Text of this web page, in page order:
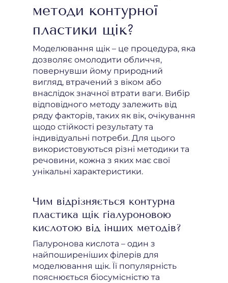
методи контурної
пластики щік?
Моделювання щік – це процедура, яка
дозволяє омолодити обличчя,
повернувши йому природний
вигляд, втрачений з віком або
внаслідок значної втрати ваги. Вибір
відповідного методу залежить від
ряду факторів, таких як вік, очікування
щодо стійкості результату та
індивідуальні потреби. Для цього
використовуються різні методики та
речовини, кожна з яких має свої
унікальні характеристики.
Чим відрізняється контурна
пластика щік гіалуроновою
кислотою від інших методів?
Гіалуронова кислота – один з
найпоширеніших філерів для
моделювання щік. Її популярність
пояснюється біосумісністю та